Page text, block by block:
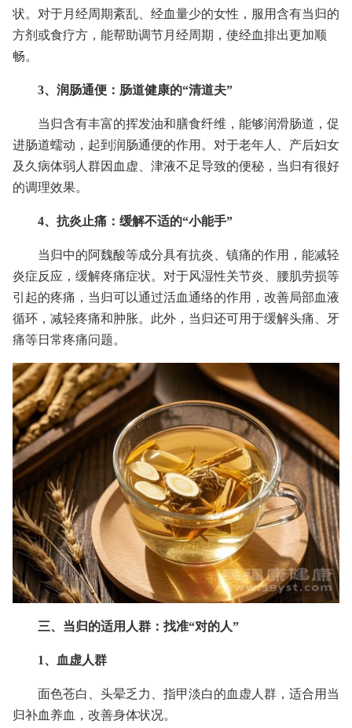
状。对于月经周期紊乱、经血量少的女性，服用含有当归的
方剂或食疗方，能帮助调节月经周期，使经血排出更加顺
畅。
3、润肠通便：肠道健康的“清道夫”
当归含有丰富的挥发油和膳食纤维，能够润滑肠道，促
进肠道蠕动，起到润肠通便的作用。对于老年人、产后妇女
及久病体弱人群因血虚、津液不足导致的便秘，当归有很好
的调理效果。
4、抗炎止痛：缓解不适的“小能手”
当归中的阿魏酸等成分具有抗炎、镇痛的作用，能减轻
炎症反应，缓解疼痛症状。对于风湿性关节炎、腰肌劳损等
引起的疼痛，当归可以通过活血通络的作用，改善局部血液
循环，减轻疼痛和肿胀。此外，当归还可用于缓解头痛、牙
痛等日常疼痛问题。
三、当归的适用人群：找准“对的人”
1、血虚人群
面色苍白、头晕乏力、指甲淡白的血虚人群，适合用当
归补血养血，改善身体状况。